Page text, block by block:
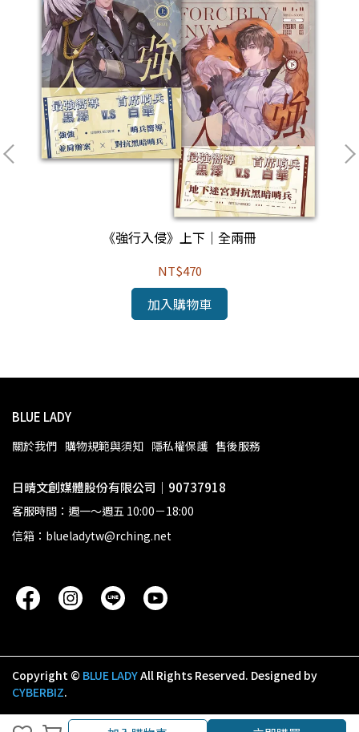
加入購物車
《強行入侵》上下｜全兩冊
NT$470
加入購物車
BLUE LADY
關於我們 購物規範與須知 隱私權保護 售後服務
日晴文創媒體股份有限公司｜90737918
客服時間：週一～週五 10:00－18:00
信箱：blueladytw@rching.net
Copyright © BLUE LADYAll Rights Reserved. Designed by
CYBERBIZ.